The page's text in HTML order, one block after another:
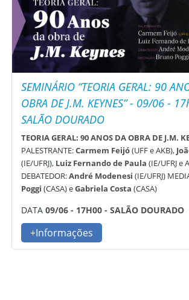
SEMINÁRIO “TEORIA GERAL: 90
OBRA DE J.M. KEYNES” - 09/06 -
SALÃO DOURADO
TEORIA GERAL: 90 ANOS DA OBRA DE J.M.
PALESTRANTE:Carmem Feijó(UFF e AKB),
(IE/UFRJ), Luiz Fernando de Paula (IE/UFRJ e
DEBATEDOR:André Modenesi (IE/UFRJ)
Poggi (CASA) eGabriela Costa (CASA)
DATA09/06 - 17H00 - SALÃO DOURADO
+Informações